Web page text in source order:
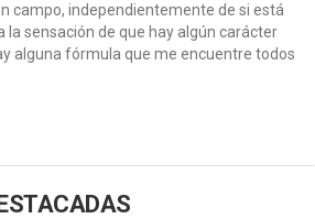
campo, independientemente de si está
la sensación de que hay algún carácter
alguna fórmula que me encuentre todos